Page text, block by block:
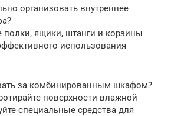
организовать внутреннее
полки, ящики, штанги и корзины
использования
за комбинированным шкафом?
поверхности влажной
специальные средства для